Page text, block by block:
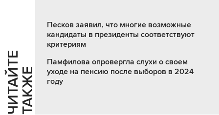
Ч
И
Т
АЙ
Т
Е
Т
А
К
ЖЕ
Песков заявил, что многие возможные
кандидаты в президенты соответствуют
критериям
Памфилова опровергла слухи о своем
уходе на пенсию после выборов в 2024
году